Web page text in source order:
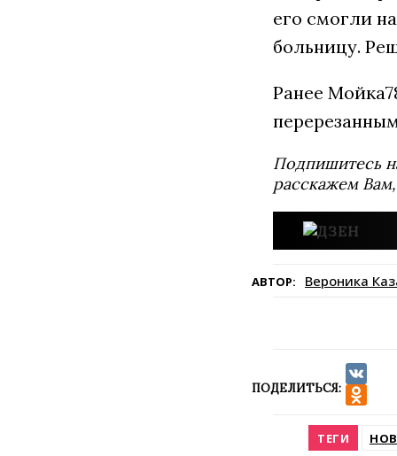
его смогли
больницу.
Ранее
Подпишитесь
расскажем
АВТОР: Вероника
ПОДЕЛИТЬСЯ:
VK
ТЕГИ